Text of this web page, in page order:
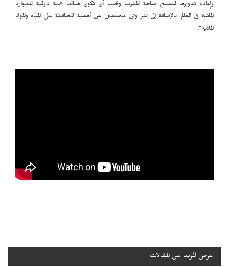
وإعادة تدويرها لتصبح صالحة للشرب ويجب أن تكون هناك حماية دولية للموارد
المائية في العالم، بالإضافة إلى نشر وعي مجتمعي عن أهمية المحافظة على المياه والمواد
المائية".
عرض المزيد من المقالات